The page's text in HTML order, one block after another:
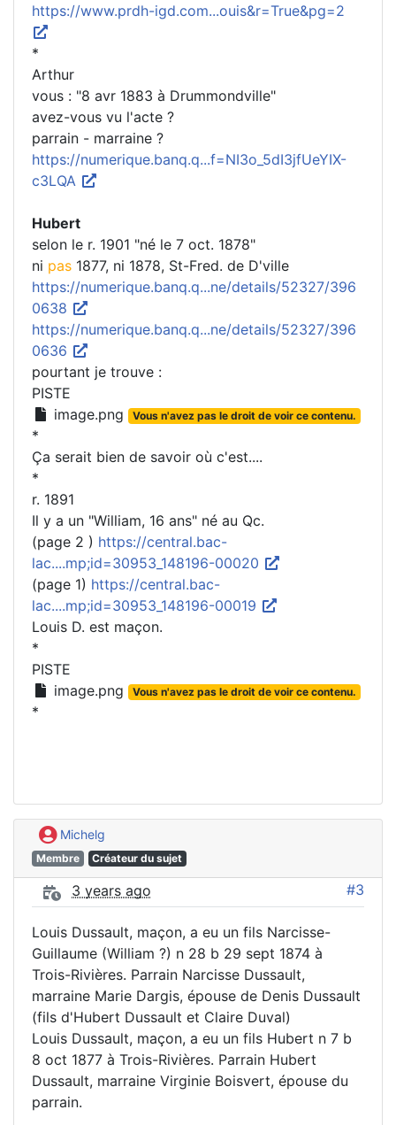
https://www.prdh-igd.com...ouis&r=True&pg=2
*
Arthur
vous : "8 avr 1883 à Drummondville"
avez-vous vu l'acte ?
parrain - marraine ?
https://numerique.banq.q...f=NI3o_5dI3jfUeYIX-
c3LQA
Hubert
selon le r. 1901 "né le 7 oct. 1878"
ni pas 1877, ni 1878, St-Fred. de D'ville
https://numerique.banq.q...ne/details/52327/396
0638
https://numerique.banq.q...ne/details/52327/396
0636
pourtant je trouve :
PISTE
image.png
Vous n'avez pas le droit de voir ce contenu.
*
Ça serait bien de savoir où c'est....
*
r. 1891
Il y a un "William, 16 ans" né au Qc.
(page 2 ) https://central.bac-
lac....mp;id=30953_148196-00020
(page 1) https://central.bac-
lac....mp;id=30953_148196-00019
Louis D. est maçon.
*
PISTE
image.png
Vous n'avez pas le droit de voir ce contenu.
*
Michelg
Membre Créateur du sujet
3 years ago #3
Louis Dussault, maçon, a eu un fils Narcisse-
Guillaume (William ?) n 28 b 29 sept 1874 à
Trois-Rivières. Parrain Narcisse Dussault,
marraine Marie Dargis, épouse de Denis Dussault
(fils d'Hubert Dussault et Claire Duval)
Louis Dussault, maçon, a eu un fils Hubert n 7 b
8 oct 1877 à Trois-Rivières. Parrain Hubert
Dussault, marraine Virginie Boisvert, épouse du
parrain.